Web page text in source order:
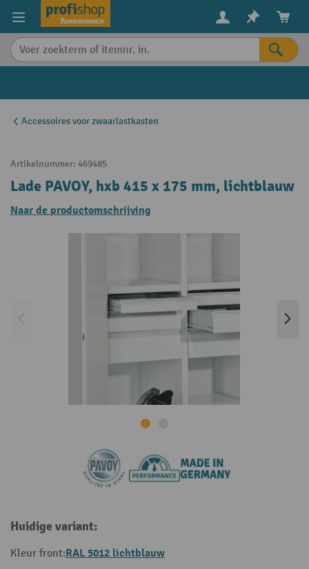
content
Accessoires voor zwaarlastkasten
Artikelnummer: 469485
Lade PAVOY, hxb 415 x 175 mm, lichtblauw
Naar de productomschrijving
Huidige variant:
Kleur front:RAL 5012 lichtblauw